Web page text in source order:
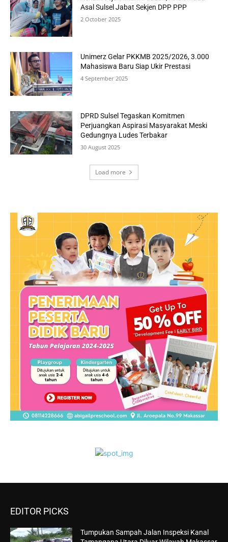
Asal Sulsel Jabat Sekjen DPP PPP
2 October 2025
Unimerz Gelar PKKMB 2025/2026, 3.000
Mahasiswa Baru Siap Ukir Prestasi
4 September 2025
DPRD Sulsel Tegaskan Komitmen
Perjuangkan Aspirasi Masyarakat Meski
Gedungnya Ludes Terbakar
30 August 2025
Load more
EDITOR PICKS
Tumpukan Sampah Jalan Inspeksi Kanal